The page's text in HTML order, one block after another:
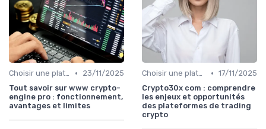
Choisir une plateforme d'échange •
23/11/2025
Tout savoir sur www crypto-
engine pro : fonctionnement,
avantages et limites
Choisir une plateforme d'échange • 17/11/2025
Crypto30x com : comprendre
les enjeux et opportunités
des plateformes de trading
crypto